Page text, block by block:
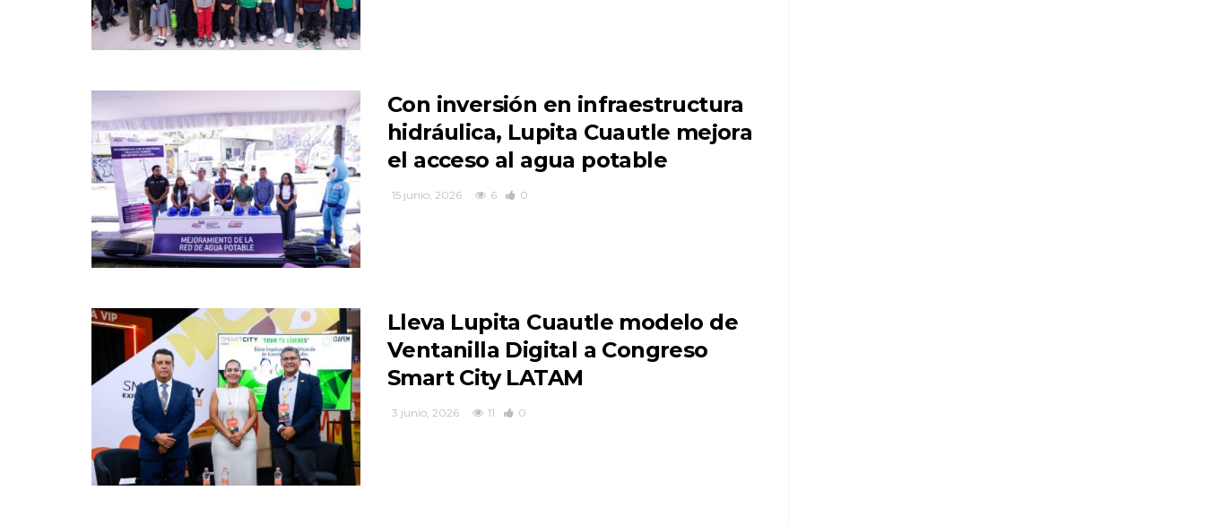
Con inversión en infraestructura
hidráulica, Lupita Cuautle mejora
el acceso al agua potable
15 junio, 2026 6 0
Lleva Lupita Cuautle modelo de
Ventanilla Digital a Congreso
Smart City LATAM
3 junio, 2026 11 0